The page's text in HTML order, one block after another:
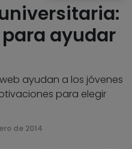
ayudar
ayudan a los jóvenes
para elegir
de 2014